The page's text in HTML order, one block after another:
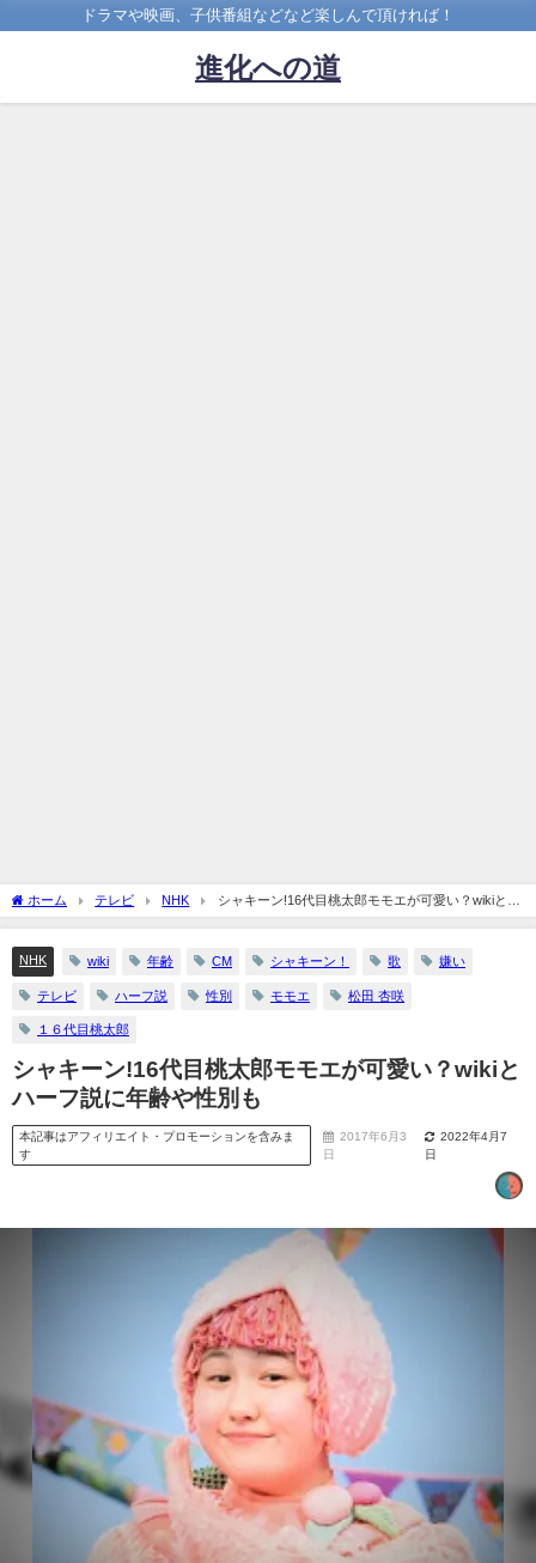
ドラマや映画、子供番組などなど楽しんで頂ければ！
進化への道
ホーム テレビ NHK
シャキーン!16代目桃太郎モモエが可愛い？wikiとハ
ーフ説に年齢や性別も
NHK wiki 年齢 CM シャキーン！ 歌 嫌い
テレビ ハーフ説 性別 モモエ 松田 杏咲
１６代目桃太郎
シャキーン!16代目桃太郎モモエが可愛い？wikiと
ハーフ説に年齢や性別も
本記事はアフィリエイト・プロモーションを含みま
す
2017年6月3
日
2022年4月7
日